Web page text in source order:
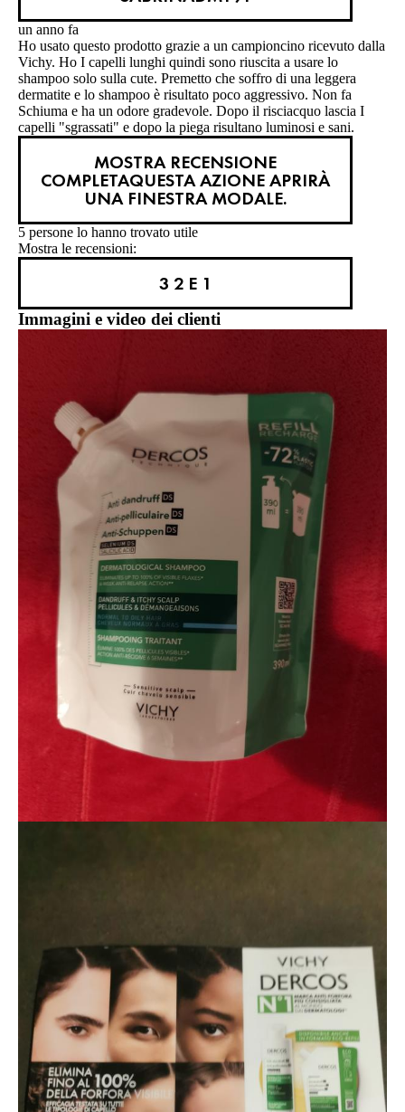
un anno fa
Ho usato questo prodotto grazie a un campioncino ricevuto dalla
Vichy. Ho I capelli lunghi quindi sono riuscita a usare lo
shampoo solo sulla cute. Premetto che soffro di una leggera
dermatite e lo shampoo è risultato poco aggressivo. Non fa
Schiuma e ha un odore gradevole. Dopo il risciacquo lascia I
capelli "sgrassati" e dopo la piega risultano luminosi e sani.
MOSTRA RECENSIONE
COMPLETAQUESTA AZIONE APRIRÀ
UNA FINESTRA MODALE.
5 persone lo hanno trovato utile
Mostra le recensioni:
3 2 E 1
Immagini e video dei clienti